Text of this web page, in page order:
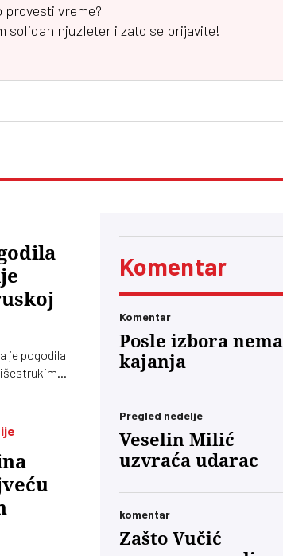
provesti vreme?
solidan njuzleter i zato se prijavite!
je pogodila
Komentar
Komentar
Posle izbora nema
kajanja
Pregled nedelje
Veselin Milić
uzvraća udarac
komentar
Zašto Vučić